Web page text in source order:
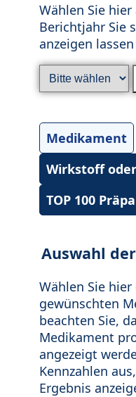
Wählen Sie
Berichtjahr Sie
anzeigen
Medikament
Wirkstoff
TOP 100
Auswahl
Wählen Sie
gewünschten
beachten Sie,
Medikament
angezeigt
Kennzahlen
Ergebnis